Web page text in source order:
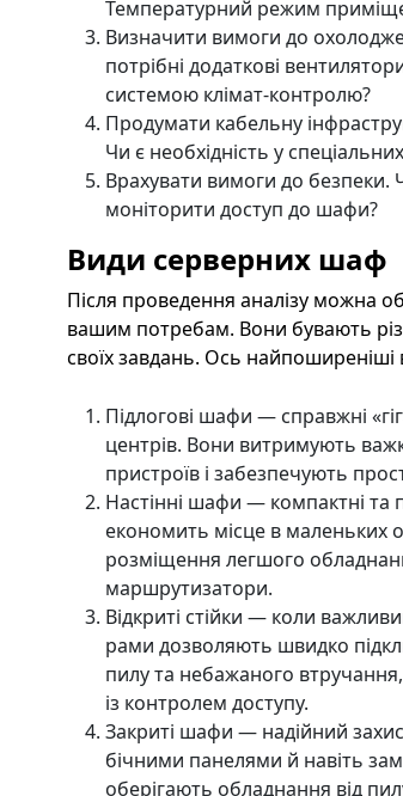
Температурний режим
Визначити вимоги до
потрібні додаткові
системою клімат-контролю?
Продумати кабельну
Чи є необхідність у
Врахувати вимоги до безпеки.
моніторити доступ до шафи?
Види серверних шаф
Після проведення аналізу можна
вашим потребам. Вони бувають
своїх завдань. Ось найпоширеніші
Підлогові шафи — справжні
центрів. Вони витримують
пристроїв і забезпечують
Настінні шафи — компактні та
економить місце в маленьких
розміщення легшого
маршрутизатори.
Відкриті стійки — коли
рами дозволяють швидко
пилу та небажаного
із контролем доступу.
Закриті шафи — надійний
бічними панелями й навіть
оберігають обладнання від